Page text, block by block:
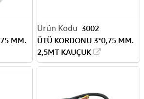
MM.
3002
ÜTÜ KORDONU 3*0,75 MM.
2,5MT KAUÇUK